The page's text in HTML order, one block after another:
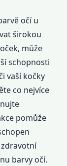
očí u
širokou
může
schopnosti
vaší kočky
co nejvíce
pomůže
barvy očí.